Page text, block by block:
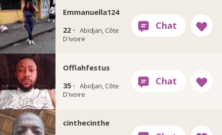
Emmanuella124
22 · Abidjan, Côte
D'ivoire
Offiahfestus
35 · Abidjan, Côte
D'ivoire
cinthecinthe